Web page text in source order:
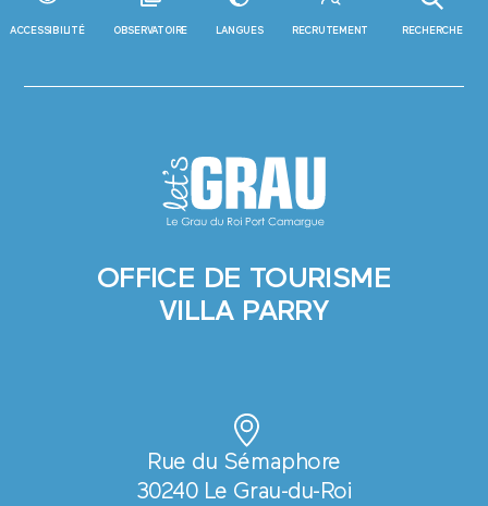
ACCESSIBILITÉ RECRUTEMENT
OBSERVATOIRE LANGUES RECHERCHE
OFFICE DE TOURISME
VILLA PARRY
Rue du Sémaphore
30240 Le Grau-du-Roi